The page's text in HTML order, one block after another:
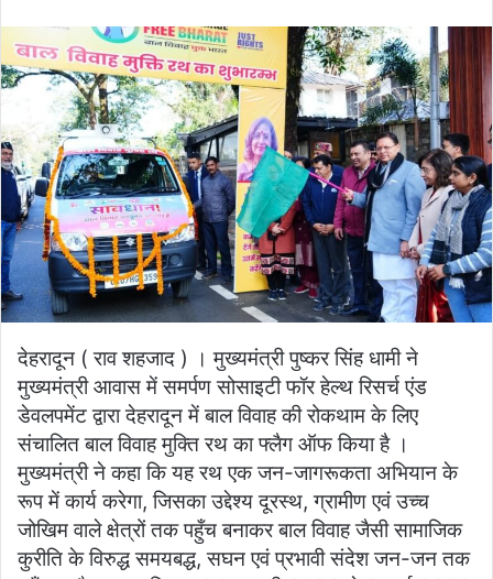
email
देहरादून ( राव शहजाद ) । मुख्यमंत्री पुष्कर सिंह धामी ने
मुख्यमंत्री आवास में समर्पण सोसाइटी फॉर हेल्थ रिसर्च एंड
डेवलपमेंट द्वारा देहरादून में बाल विवाह की रोकथाम के लिए
संचालित बाल विवाह मुक्ति रथ का फ्लैग ऑफ किया है ।
मुख्यमंत्री ने कहा कि यह रथ एक जन-जागरूकता अभियान के
रूप में कार्य करेगा, जिसका उद्देश्य दूरस्थ, ग्रामीण एवं उच्च
जोखिम वाले क्षेत्रों तक पहुँच बनाकर बाल विवाह जैसी सामाजिक
कुरीति के विरुद्ध समयबद्ध, सघन एवं प्रभावी संदेश जन-जन तक